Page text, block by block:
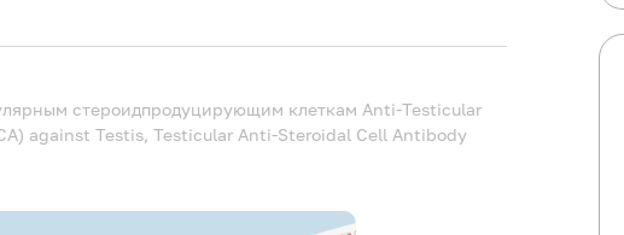
стероидпродуцирующим клеткам Anti-Testicular
against Testis, Testicular Anti-Steroidal Cell Antibody